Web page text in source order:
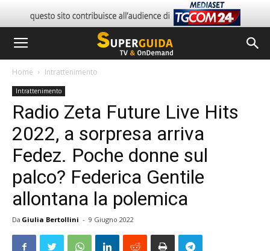
Home Intrattenimento
Intrattenimento
Radio Zeta Future Live Hits
2022, a sorpresa arriva
Fedez. Poche donne sul
palco? Federica Gentile
allontana la polemica
Da Giulia Bertollini - 9 Giugno 2022